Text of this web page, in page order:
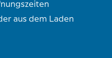
aus dem Laden